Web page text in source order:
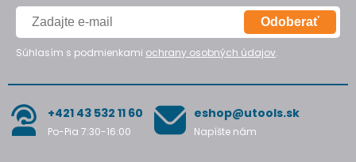
Odoberať
Súhlasím s podmienkami ochrany osobných údajov.
+421 43 532 11 60
Po-Pia 7:30-16:00
eshop@utools.sk
Napíšte nám